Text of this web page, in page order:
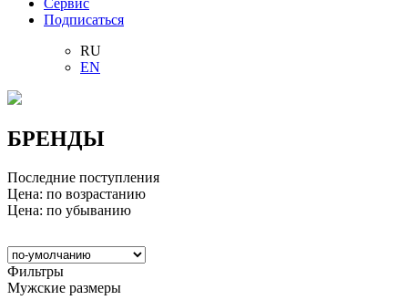
Сервис
Подписаться
RU
EN
БРЕНДЫ
Последние поступления
Цена: по возрастанию
Цена: по убыванию
Фильтры
Мужские размеры